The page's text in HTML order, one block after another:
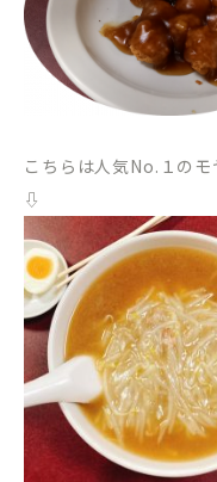
こちらは人気No.１のモ
⇩